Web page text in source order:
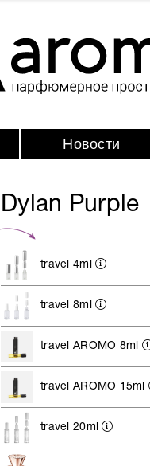
Новости
Dylan Purple
travel 4ml
travel 8ml
travel AROMO 8ml
travel AROMO 15ml
travel 20ml